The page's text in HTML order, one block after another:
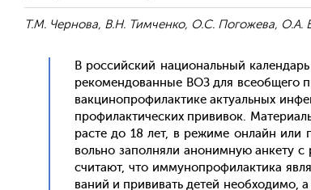
Т.М. Чернова, В.Н. Тимченко, О.С. Погожева, О.А.
В рос­сий­ский на­ци­ональ­ный
ре­комен­до­ван­ные ВОЗ для все­об­ще­го
вак­ци­ноп­ро­филак­ти­ке ак­ту­аль­ных
про­филак­ти­чес­ких при­вивок.
расте до 18 лет, в ре­жиме он­лайн или
воль­но за­пол­ня­ли ано­ним­ную ан­ке­ту с
счи­та­ют, что им­му­ноп­ро­филак­ти­ка
ваний и при­вивать де­тей не­об­хо­димо,